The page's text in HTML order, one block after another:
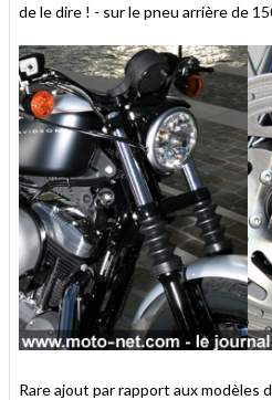
de le dire ! - sur le pneu arrière de
Rare ajout par rapport aux modèles